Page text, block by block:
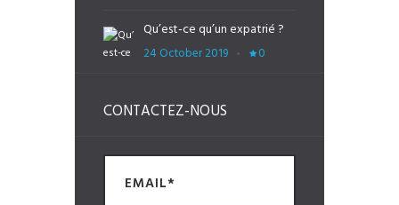
Qu’est-ce qu’un expatrié ?
24 October 2019 0
CONTACTEZ-NOUS